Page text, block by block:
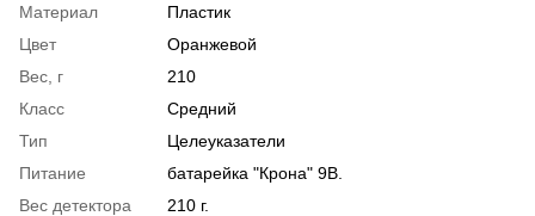
Материал
Пластик
Цвет
Оранжевой
Вес, г
210
Класс
Средний
Тип
Целеуказатели
Питание
батарейка "Крона" 9В.
Вес детектора
210 г.